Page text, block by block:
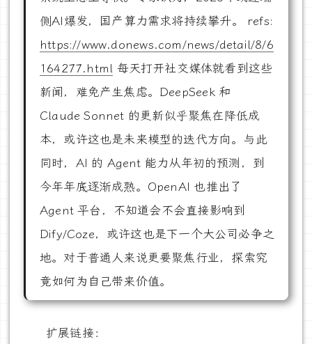
侧AI爆发，国产算力需求将持续攀升。 refs:
https://www.donews.com/news/detail/8/6
164277.html 每天打开社交媒体就看到这些
新闻，难免产生焦虑。DeepSeek 和
Claude Sonnet 的更新似乎聚焦在降低成
本，或许这也是未来模型的迭代方向。与此
同时，AI 的 Agent 能力从年初的预测，到
今年年底逐渐成熟。OpenAI 也推出了
Agent 平台，不知道会不会直接影响到
Dify/Coze，或许这也是下一个大公司必争之
地。对于普通人来说更要聚焦行业，探索究
竟如何为自己带来价值。
扩展链接：